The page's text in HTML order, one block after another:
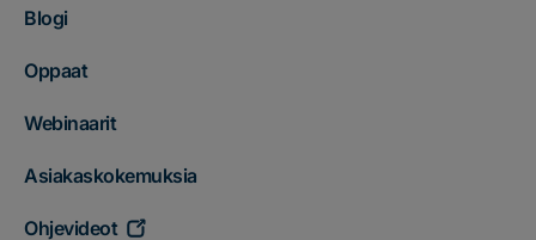
Blogi
Oppaat
Webinaarit
Asiakaskokemuksia
Ohjevideot